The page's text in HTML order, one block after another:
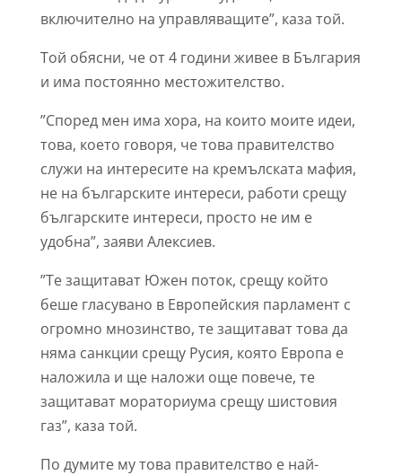
включително на управляващите”, каза той.
Той обясни, че от 4 години живее в България
и има постоянно местожителство.
”Според мен има хора, на които моите идеи,
това, което говоря, че това правителство
служи на интересите на кремълската мафия,
не на българските интереси, работи срещу
българските интереси, просто не им е
удобна”, заяви Алексиев.
”Те защитават Южен поток, срещу който
беше гласувано в Европейския парламент с
огромно мнозинство, те защитават това да
няма санкции срещу Русия, която Европа е
наложила и ще наложи още повече, те
защитават мораториума срещу шистовия
газ”, каза той.
По думите му това правителство е най-